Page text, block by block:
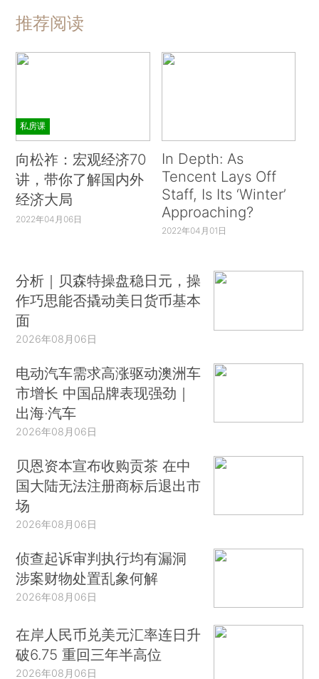
推荐阅读
私房课
向松祚：宏观经济70
讲，带你了解国内外
经济大局
2022年04月06日
In Depth: As
Tencent Lays Off
Staff, Is Its ‘Winter’
Approaching?
2022年04月01日
分析｜贝森特操盘稳日元，操
作巧思能否撬动美日货币基本
面
2026年08月06日
电动汽车需求高涨驱动澳洲车
市增长 中国品牌表现强劲｜
出海·汽车
2026年08月06日
贝恩资本宣布收购贡茶 在中
国大陆无法注册商标后退出市
场
2026年08月06日
侦查起诉审判执行均有漏洞
涉案财物处置乱象何解
2026年08月06日
在岸人民币兑美元汇率连日升
破6.75 重回三年半高位
2026年08月06日